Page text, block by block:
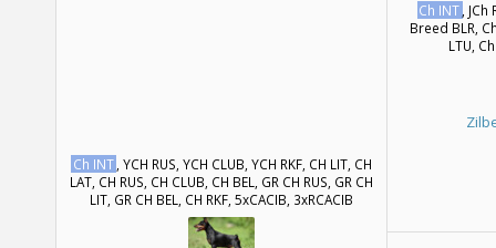
Ch INT , YCH RUS, YCH CLUB, YCH RKF, CH LIT, CH
LAT, CH RUS, CH CLUB, CH BEL, GR CH RUS, GR CH
LIT, GR CH BEL, CH RKF, 5xCACIB, 3xRCACIB
Ch INT ,
Breed BLR,
LTU,